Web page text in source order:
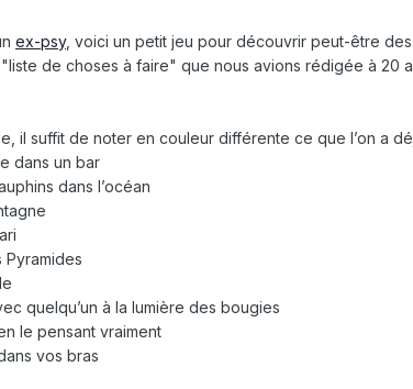
ex-psy, voici un petit jeu pour découvrir peut-être
de choses à faire" que nous avions rédigée à 20
il suffit de noter en couleur différente ce que l’on a
dans un bar
dans l’océan
Pyramides
quelqu’un à la lumière des bougies
le pensant vraiment
vos bras